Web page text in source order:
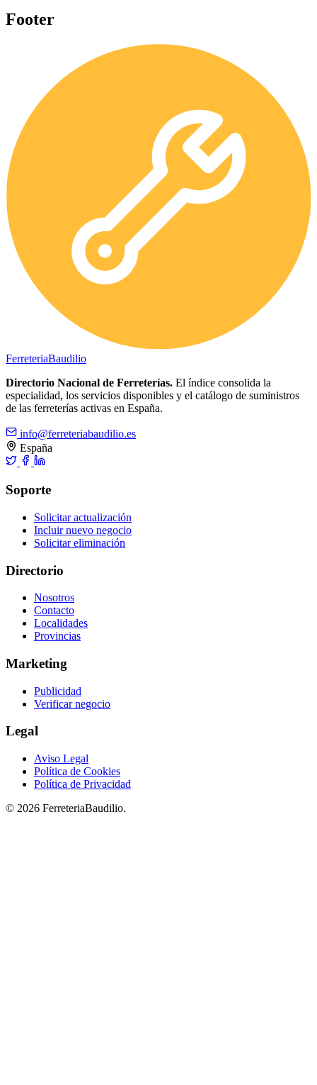
Footer
FerreteriaBaudilio
Directorio Nacional de Ferreterías. El índice consolida la
especialidad, los servicios disponibles y el catálogo de suministros
de las ferreterías activas en España.
info@ferreteriabaudilio.es
España
Soporte
Solicitar actualización
Incluir nuevo negocio
Solicitar eliminación
Directorio
Nosotros
Contacto
Localidades
Provincias
Marketing
Publicidad
Verificar negocio
Legal
Aviso Legal
Política de Cookies
Política de Privacidad
© 2026 FerreteriaBaudilio.